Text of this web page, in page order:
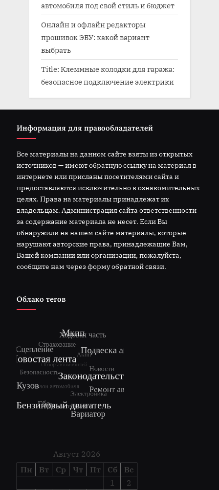
автомобиля под свой стиль и бюджет
Онлайн и офлайн редакторы
прошивок ЭБУ: какой вариант
выбрать
Title: Клеммные колодки для гаража:
безопасное подключение электрики
Информация для правообладателей
Все материалы на данном сайте взяты из открытых
источников — имеют обратную ссылку на материал в
интернете или присланы посетителями сайта и
предоставляются исключительно в ознакомительных
целях. Права на материалы принадлежат их
владельцам. Администрация сайта ответственности
за содержание материала не несет. Если Вы
обнаружили на нашем сайте материалы, которые
нарушают авторские права, принадлежащие Вам,
Вашей компании или организации, пожалуйста,
сообщите нам через форму обратной связи.
Облако тегов
Август 2026
Пн
Вт Ср Чт Пт Сб
Вс
1
2